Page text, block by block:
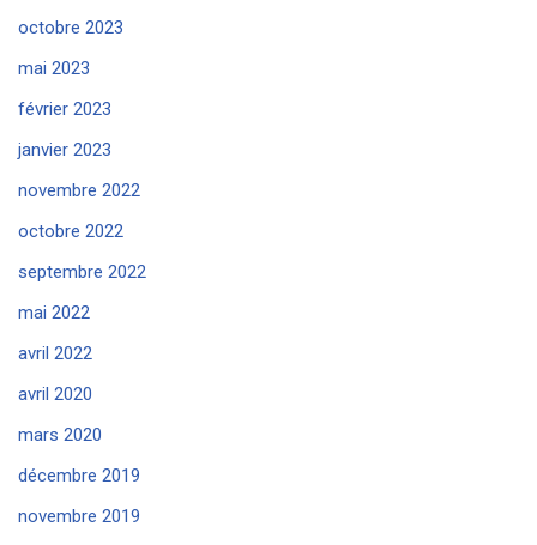
octobre 2023
mai 2023
février 2023
janvier 2023
novembre 2022
octobre 2022
septembre 2022
mai 2022
avril 2022
avril 2020
mars 2020
décembre 2019
novembre 2019